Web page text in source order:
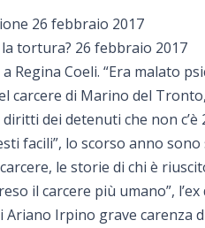
26 febbraio 2017
tortura? 26 febbraio 2017
Regina Coeli. “Era malato
carcere di Marino del
diritti dei detenuti che non
facili”, lo scorso anno
le storie di chi è
il carcere più umano”,
Ariano Irpino grave carenza